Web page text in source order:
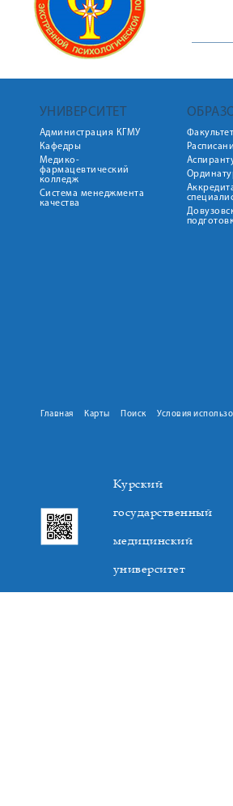
УНИВЕРСИТЕТ
Администрация КГМУ
Кафедры
Медико-
фармацевтический
колледж
Система менеджмента
качества
Главная Карты Поиск Условия
Курский
государственный
медицинский
университет